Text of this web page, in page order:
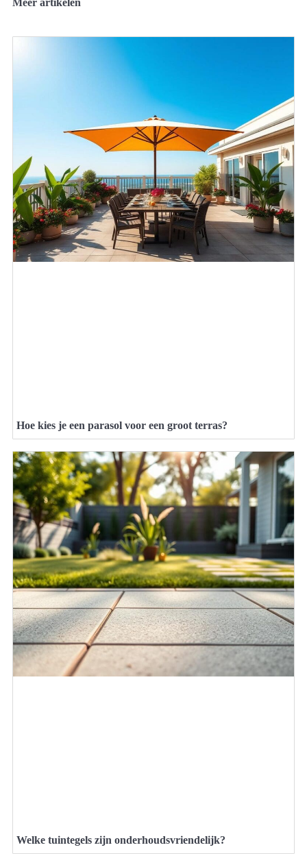
Meer artikelen
Hoe kies je een parasol voor een groot terras?
Welke tuintegels zijn onderhoudsvriendelijk?